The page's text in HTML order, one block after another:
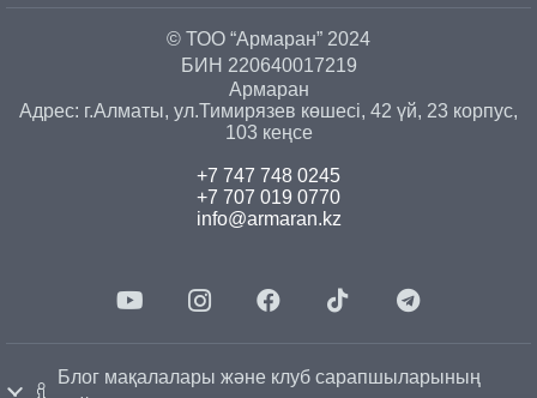
© ТОО “Армаран” 2024
БИН 220640017219
Армаран
Адрес: г.Алматы, ул.Тимирязев көшесі, 42 үй, 23 корпус,
103 кеңсе
+7 747 748 0245
+7 707 019 0770
info@armaran.kz
Блог мақалалары және клуб сарапшыларының